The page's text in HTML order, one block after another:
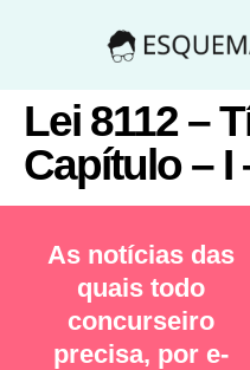
Lei 8112 –
Capítulo – I
As notícias das
quais todo
concurseiro
precisa, por e-